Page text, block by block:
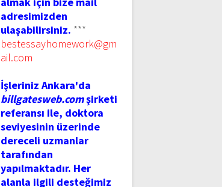
adresimizden
ulaşabilirsiniz. ***
bestessayhomework@gm
ail.com
İşleriniz Ankara'da
billgatesweb.comşirketi
referansı ile, doktora
seviyesinin üzerinde
dereceli uzmanlar
tarafından
yapılmaktadır. Her
alanla ilgili desteğimiz